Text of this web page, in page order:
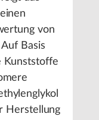
von
Basis
Kunststoffe
Herstellung